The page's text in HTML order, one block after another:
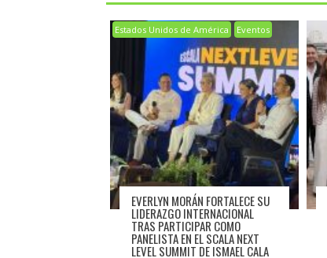
Estados Unidos de América Eventos
EVERLYN MORÁN FORTALECE SU
LIDERAZGO INTERNACIONAL
TRAS PARTICIPAR COMO
PANELISTA EN EL SCALA NEXT
LEVEL SUMMIT DE ISMAEL CALA